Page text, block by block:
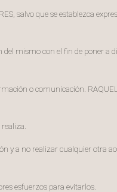
salvo que se establezca
del mismo con el fin de poner a
o comunicación.
y a no realizar cualquier otra
esfuerzos para evitarlos.